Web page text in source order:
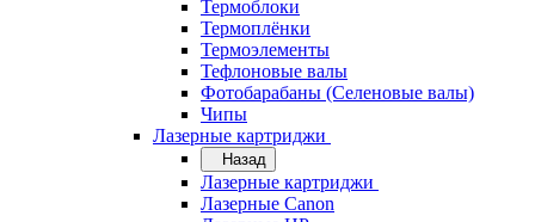
Термоблоки
Термоплёнки
Термоэлементы
Тефлоновые валы
Фотобарабаны (Селеновые валы)
Чипы
Лазерные картриджи
Назад
Лазерные картриджи
Лазерные Canon